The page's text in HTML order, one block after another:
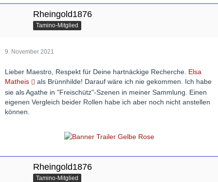
Rheingold1876
Tamino-Mitglied
9. November 2021
Lieber Maestro, Respekt für Deine hartnäckige Recherche. Elsa
Matheis
als Brünnhilde! Darauf wäre ich nie gekommen. Ich habe
sie als Agathe in "Freischütz"-Szenen in meiner Sammlung. Einen
eigenen Vergleich beider Rollen habe ich aber noch nicht anstellen
können.
Rheingold1876
Tamino-Mitglied